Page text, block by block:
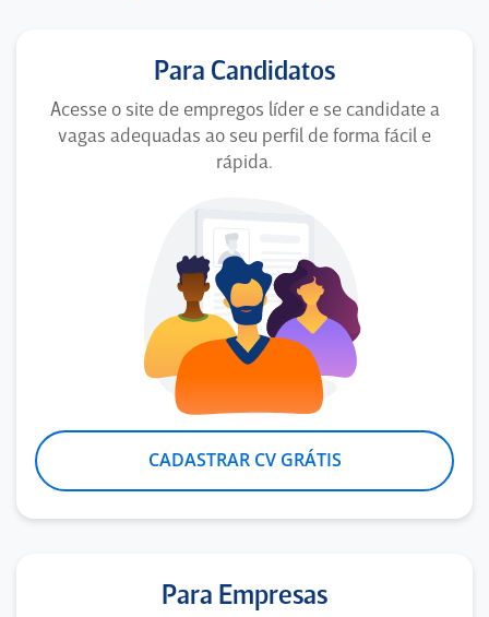
Para Candidatos
Acesse o site de empregos líder e se candidate a
vagas adequadas ao seu perfil de forma fácil e
rápida.
CADASTRAR CV GRÁTIS
Para Empresas